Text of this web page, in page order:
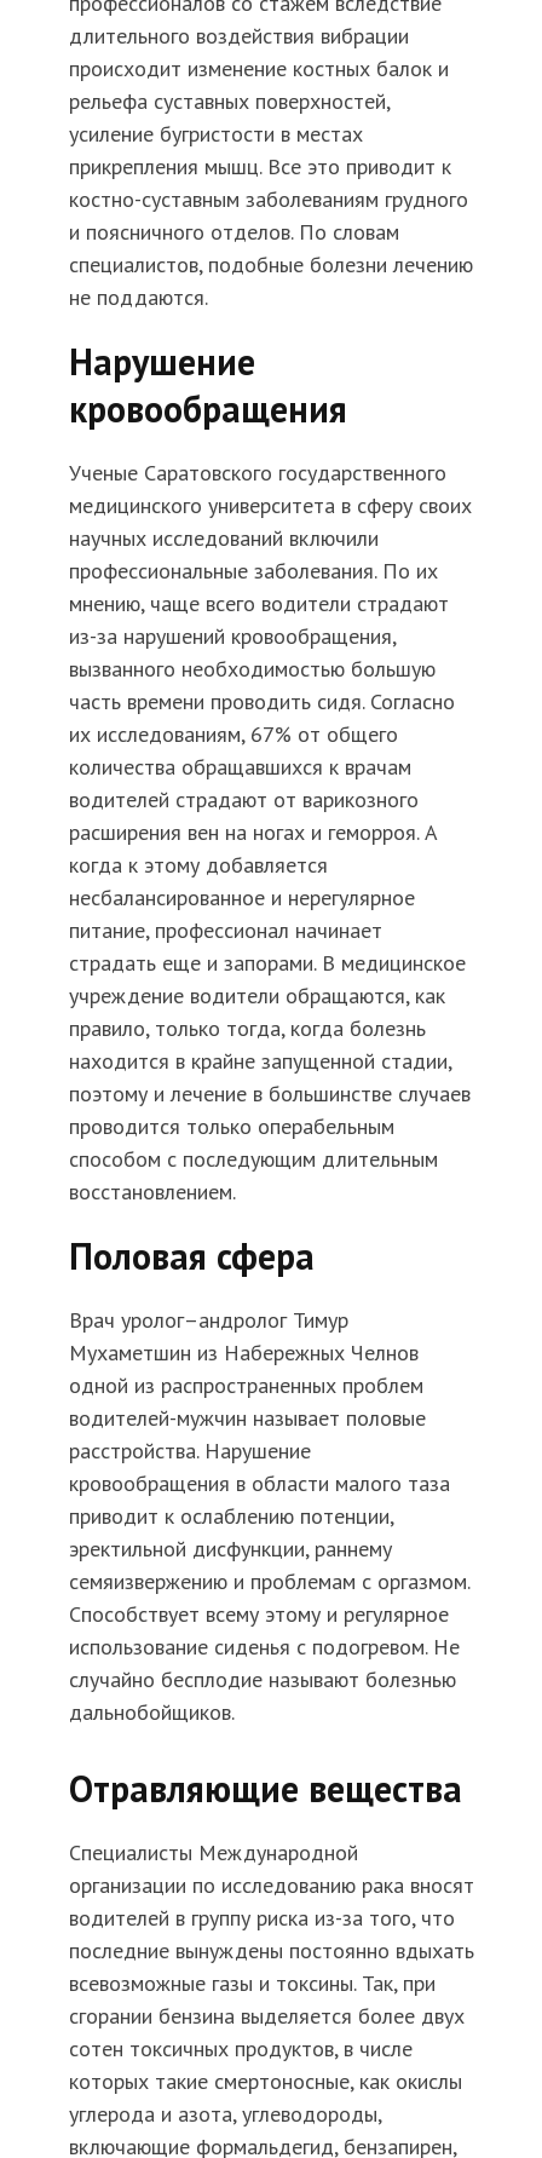
длительного воздействия вибрации
происходит изменение костных балок и
рельефа суставных поверхностей,
усиление бугристости в местах
прикрепления мышц. Все это приводит к
костно-суставным заболеваниям грудного
и поясничного отделов. По словам
специалистов, подобные болезни лечению
не поддаются.
Нарушение
кровообращения
Ученые Саратовского государственного
медицинского университета в сферу своих
научных исследований включили
профессиональные заболевания. По их
мнению, чаще всего водители страдают
из-за нарушений кровообращения,
вызванного необходимостью большую
часть времени проводить сидя. Согласно
их исследованиям, 67% от общего
количества обращавшихся к врачам
водителей страдают от варикозного
расширения вен на ногах и геморроя. А
когда к этому добавляется
несбалансированное и нерегулярное
питание, профессионал начинает
страдать еще и запорами. В медицинское
учреждение водители обращаются, как
правило, только тогда, когда болезнь
находится в крайне запущенной стадии,
поэтому и лечение в большинстве случаев
проводится только операбельным
способом с последующим длительным
восстановлением.
Половая сфера
Врач уролог–андролог Тимур
Мухаметшин из Набережных Челнов
одной из распространенных проблем
водителей-мужчин называет половые
расстройства. Нарушение
кровообращения в области малого таза
приводит к ослаблению потенции,
эректильной дисфункции, раннему
семяизвержению и проблемам с оргазмом.
Способствует всему этому и регулярное
использование сиденья с подогревом. Не
случайно бесплодие называют болезнью
дальнобойщиков.
Отравляющие вещества
Специалисты Международной
организации по исследованию рака вносят
водителей в группу риска из-за того, что
последние вынуждены постоянно вдыхать
всевозможные газы и токсины. Так, при
сгорании бензина выделяется более двух
сотен токсичных продуктов, в числе
которых такие смертоносные, как окислы
углерода и азота, углеводороды,
включающие формальдегид, бензапирен,